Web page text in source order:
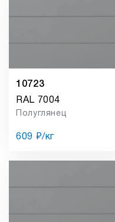
10723
RAL 7004
Полуглянец
609 ₽/кг